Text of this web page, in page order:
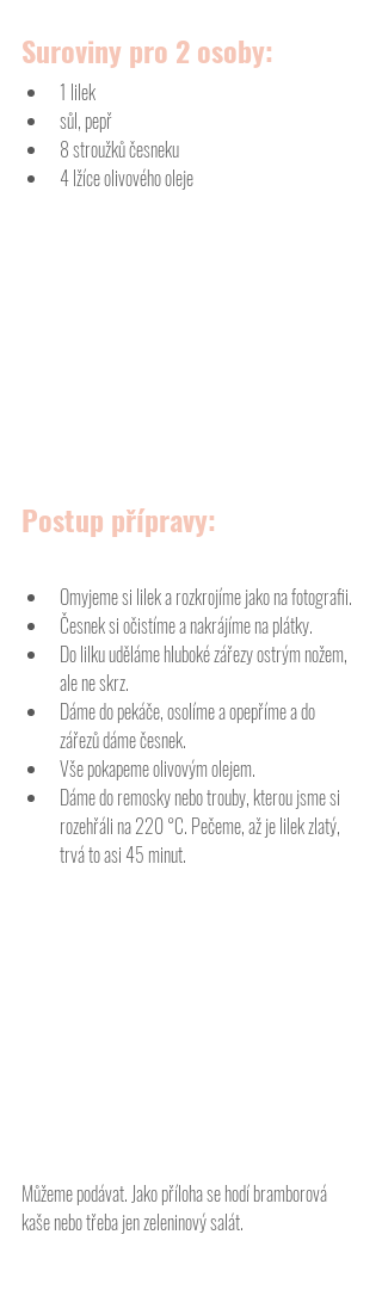
Suroviny pro 2 osoby:
1 lilek
sůl, pepř
8 stroužků česneku
4 lžíce olivového oleje
Postup přípravy:
Omyjeme si lilek a rozkrojíme jako na fotografii.
Česnek si očistíme a nakrájíme na plátky.
Do lilku uděláme hluboké zářezy ostrým nožem,
ale ne skrz.
Dáme do pekáče, osolíme a opepříme a do
zářezů dáme česnek.
Vše pokapeme olivovým olejem.
Dáme do remosky nebo trouby, kterou jsme si
rozehřáli na 220 °C. Pečeme, až je lilek zlatý,
trvá to asi 45 minut.
Můžeme podávat. Jako příloha se hodí bramborová
kaše nebo třeba jen zeleninový salát.